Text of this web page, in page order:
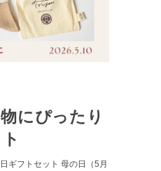
にぴったり
ギフトセット 母の日（5月